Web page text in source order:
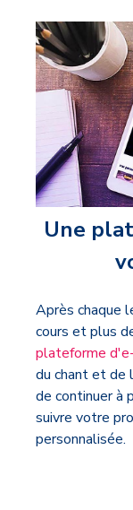
Une
Après chaque
cours et plus
plateforme
du chant et de
de continuer à
suivre votre
personnalisée.